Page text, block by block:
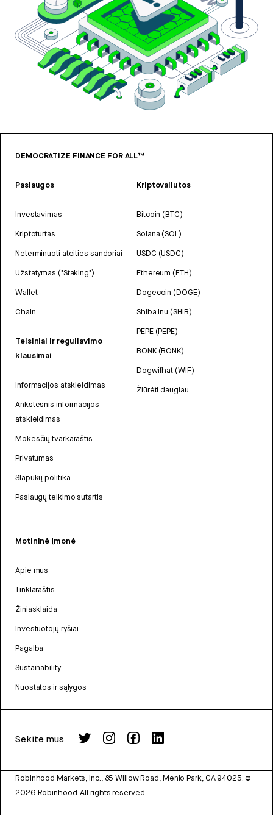
DEMOCRATIZE FINANCE FOR ALL™
Paslaugos
Investavimas
Kriptoturtas
Neterminuoti ateities sandoriai
Užstatymas ("Staking")
Wallet
Chain
Teisiniai ir reguliavimo
klausimai
Informacijos atskleidimas
Ankstesnis informacijos
atskleidimas
Mokesčių tvarkaraštis
Privatumas
Slapukų politika
Paslaugų teikimo sutartis
Kriptovaliutos
Bitcoin (BTC)
Solana (SOL)
USDC (USDC)
Ethereum (ETH)
Dogecoin (DOGE)
Shiba Inu (SHIB)
PEPE (PEPE)
BONK (BONK)
Dogwifhat (WIF)
Žiūrėti daugiau
Motininė įmonė
Apie mus
Tinklaraštis
Žiniasklaida
Investuotojų ryšiai
Pagalba
Sustainability
Nuostatos ir sąlygos
Sekite mus
Robinhood Markets, Inc., 85 Willow Road, Menlo Park, CA 94025. ©
2026 Robinhood. All rights reserved.